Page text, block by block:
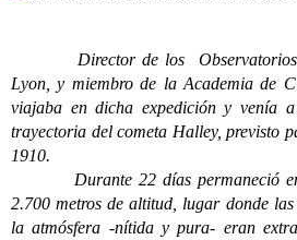
Director de los Observatorios
Lyon, y miembro de la Academia de
viajaba en dicha expedición y venía
trayectoria del cometa Halley, previsto
1910.
Durante 22 días permaneció en
2.700 metros de altitud, lugar donde
la atmósfera -nítida y pura- eran